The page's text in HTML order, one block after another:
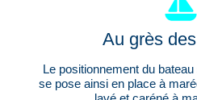
Au grès
Le positionnement du
se pose ainsi en place à